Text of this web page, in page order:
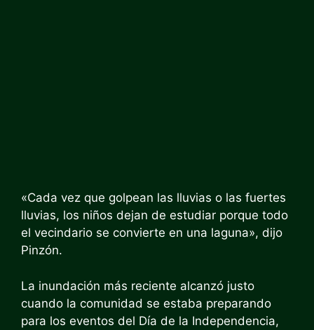
«Cada vez que golpean las lluvias o las fuertes
lluvias, los niños dejan de estudiar porque todo
el vecindario se convierte en una laguna», dijo
Pinzón.
La inundación más reciente alcanzó justo
cuando la comunidad se estaba preparando
para los eventos del Día de la Independencia,